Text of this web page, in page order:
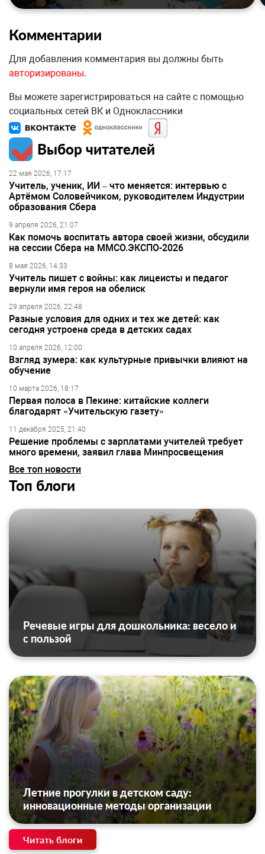
Комментарии
Для добавления комментария вы должны быть
авторизированы.
Вы можете зарегистрироваться на сайте с помощью
социальных сетей ВК и Одноклассники
Выбор читателей
22 мая 2026, 17:17
Учитель, ученик, ИИ – что меняется: интервью с
Артёмом Соловейчиком, руководителем Индустрии
образования Сбера
9 апреля 2026, 21:07
Как помочь воспитать автора своей жизни, обсудили
на сессии Сбера на ММСО.ЭКСПО-2026
8 мая 2026, 14:33
Учитель пишет с войны: как лицеисты и педагог
вернули имя героя на обелиск
29 апреля 2026, 22:48
Разные условия для одних и тех же детей: как
сегодня устроена среда в детских садах
10 апреля 2026, 12:00
Взгляд зумера: как культурные привычки влияют на
обучение
10 марта 2026, 18:17
Первая полоса в Пекине: китайские коллеги
благодарят «Учительскую газету»
11 декабря 2025, 21:40
Решение проблемы с зарплатами учителей требует
много времени, заявил глава Минпросвещения
Все топ новости
Топ блоги
Речевые игры для дошкольника: весело и
с пользой
Летние прогулки в детском саду:
инновационные методы организации
Читать блоги